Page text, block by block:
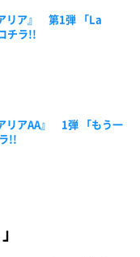
リア』 第1弾 「La
チラ!!
リアAA』 1弾 「もう一
!!